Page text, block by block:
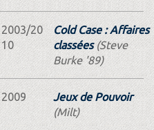
2003/20
10
Cold Case : Affaires
classées(Steve
Burke '89)
2009
Jeux de Pouvoir
(Milt)